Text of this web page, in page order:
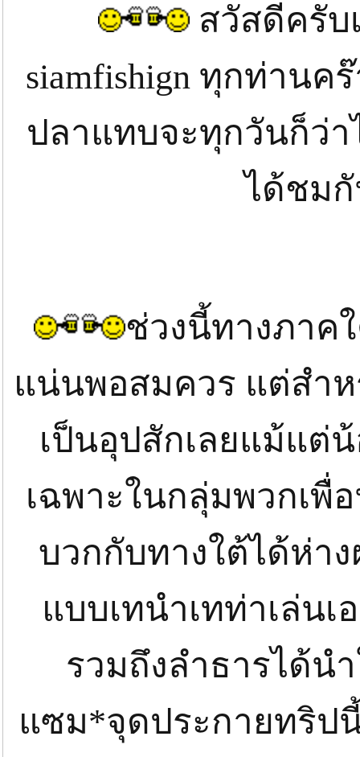
สวัสดีครับ
siamfishign ทุกท่าน
ปลาแทบจะทุกวันก็ว่
ได้ชม
ช่วงนี้ทางภาค
แน่นพอสมควร แต่สำ
เป็นอุปสักเลยแม้แต่
เฉพาะในกลุ่มพวกเพื่
บวกกับทางใต้ได้ห่า
แบบเทนําเทท่าเล่น
รวมถึงลำธารได้นํ
แซม*จุดประกายทริป